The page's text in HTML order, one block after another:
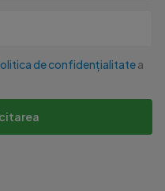
de confidențialitatea